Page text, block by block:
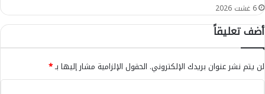
ل
ي
ا
ل
م
غ
ر
ب
ي
ف
6 غشت 2026
أضف تعليقاً
لن يتم نشر عنوان بريدك الإلكتروني. الحقول الإلزامية مشار إليها بـ*